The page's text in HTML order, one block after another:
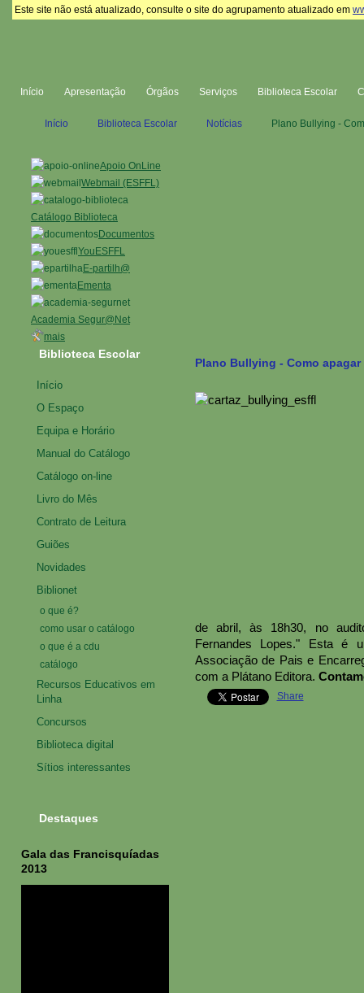
Este site não está atualizado, consulte o site do agrupamento atualizado em
Início Apresentação Órgãos Serviços Biblioteca Escolar
Apoio OnLine
Webmail (ESFFL)
Catálogo Biblioteca
Documentos
YouESFFL
E-partilh@
Ementa
Academia Segur@Net
mais
Início Biblioteca Escolar Notícias Plano Bullying -
Plano Bullying - Como
de abril, às 18h30, no
Fernandes Lopes." Esta é
Associação de Pais e
com a Plátano Editora.
Share
Biblioteca Escolar
Início
O Espaço
Equipa e Horário
Manual do Catálogo
Catálogo on-line
Livro do Mês
Contrato de Leitura
Guiões
Novidades
Biblionet
o que é?
como usar o catálogo
o que é a cdu
catálogo
Recursos Educativos em
Linha
Concursos
Biblioteca digital
Sítios interessantes
Destaques
Gala das Francisquíadas
2013